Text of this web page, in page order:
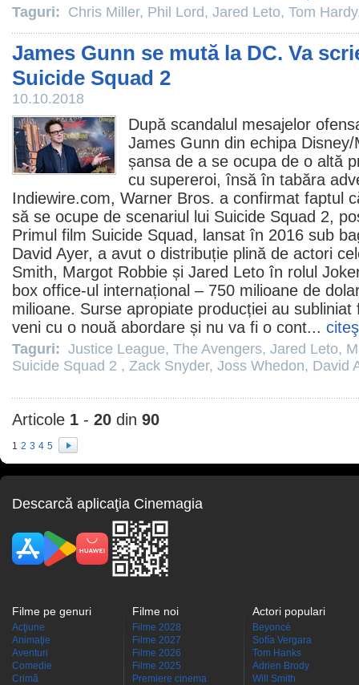
Taguri: Chris Miller, Phil Lord, Jared Leto, Tom Hardy
James Gunn se mută la DC. Va
Suicide Squad 2
10.10.2018
După scandalul mesajelor
James Gunn din echipa
șansa de a se ocupa de o altă
cu supereroi, însă în tabăra
Indiewire.com, Warner Bros. a confirmat faptul
să se ocupe de scenariul lui Suicide Squad 2,
Primul film Suicide Squad, lansat în 2016 sub
David Ayer, a avut o distribuție plină de actori
Smith, Margot Robbie și Jared Leto în rolul
box office-ul internațional – 750 milioane de
milioane. Surse apropiate producției au
veni cu o nouă abordare și nu va fi o cont...
Taguri: Justice League, The Avengers, Jared Leto,
Suicide Squad 2 , Zack Snyder, Joss Whedon, David
Articole 1 - 20 din 90
1 2 3 4 5
Descarcă aplicaţia Cinemagia
Filme pe genuri
Acţiune
Animaţie
Aventuri
Comedie
Crimă
Filme noi
Filme 2028
Filme 2027
Filme 2026
Filme 2025
Premiere cinema
Actori populari
Beyoncé
Sofía Vergara
Tom Hanks
Adrien Brody
Will Smith